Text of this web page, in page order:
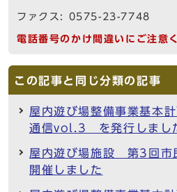
ファクス: 0575-23-7748
電話番号のかけ間違いにご注意
この記事と同じ分類の記事
屋内遊び場整備事業基本
通信vol.3 を発行しまし
屋内遊び場施設 第3回市
開催しました